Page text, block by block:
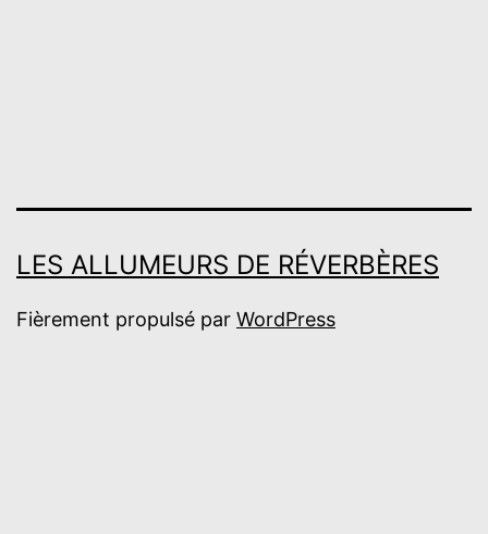
LES ALLUMEURS DE RÉVERBÈRES
Fièrement propulsé par WordPress